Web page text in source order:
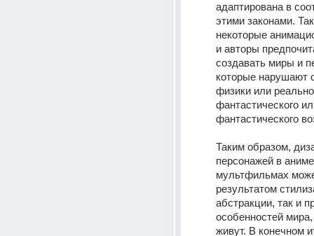
адаптирована в
этими законами.
некоторые
и авторы
создавать миры и
которые нарушают
физики или
фантастического
фантастического
Таким образом,
персонажей в
мультфильмах
результатом
абстракции, так и
особенностей
живут. В конечном